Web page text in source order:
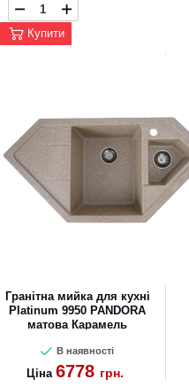
Купити
Гранітна мийка для кухні
Platinum 9950 PANDORA
матова Карамель
В наявності
Ціна 6778 грн.